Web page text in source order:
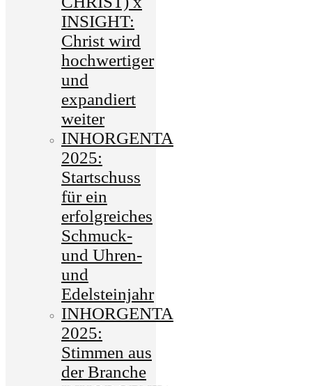
INSIGHT:
Christ wird
hochwertiger
und
expandiert
weiter
INHORGENTA
2025:
Startschuss
für ein
erfolgreiches
Schmuck-
und Uhren-
und
Edelsteinjahr
INHORGENTA
2025:
Stimmen aus
der Branche